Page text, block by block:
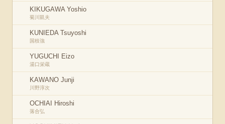
KIKUGAWA Yoshio
菊川凱夫
KUNIEDA Tsuyoshi
国枝強
YUGUCHI Eizo
湯口栄蔵
KAWANO Junji
川野淳次
OCHIAI Hiroshi
落合弘